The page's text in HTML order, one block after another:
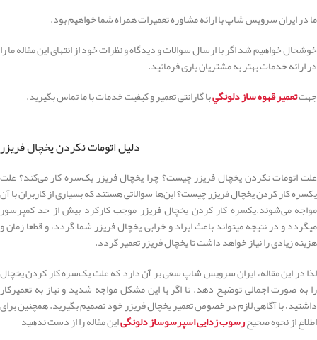
ما در ایران سرویس شاپ با ارائه مشاوره تعمیرات همراه شما خواهیم بود.
خوشحال خواهیم شد اگر با ارسال سوالات و دیدگاه و نظرات خود از انتهای این مقاله ما را
در ارائه خدمات بهتر به مشتریان یاری فرمائید.
جهتتعمير قهوه ساز دلونگيبا گارانتی تعمیر و کیفیت خدماتبا ما تماس بگیرید.
دلیل اتومات نکردن یخچال فریزر
علت اتومات نکردن یخچال فریزر چیست؟ چرا یخچال فریزر یک‌سره کار می‌کند؟ علت
یکسره کار کردن یخچال فریزر چیست؟ این‌ها سوالاتی هستند که بسیاری از کاربران با آن
مواجه می‌شوند.یکسره کار کردن یخچال فریزر موجب کارکرد بیش از حد کمپرسور
میگردد و در نتیجه میتواند باعث ایراد و خرابی یخچال فریزر شما گردد، و قطعا زمان و
هزینه زیادی را نیاز خواهد داشت تا یخچال فریزر تعمیر گردد.
لذا در این مقاله، ایران سرویس شاپ سعی بر آن دارد که علت یک‌سره کار کردن یخچال
را به صورت اجمالی توضیح دهد. تا اگر با این مشکل مواجه شدید و نیاز به تعمیرکار
داشتید، با آگاهی لازم در خصوص تعمیر یخچال فریزر خود تصمیم بگیرید. همچنین برای
اطلاع از نحوه صحیحرسوب زدایی اسپرسوساز دلونگیاین مقاله را از دست ندهید